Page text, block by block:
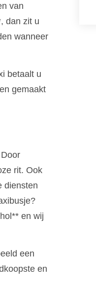
van
dan zit u
wanneer
betaalt u
gemaakt
rit. Ook
diensten
en wij
een
en